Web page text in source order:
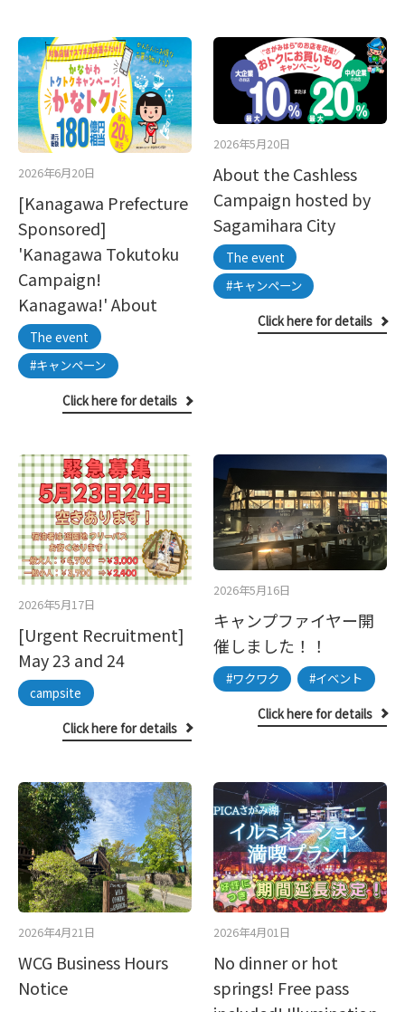
2026年6月20日
[Kanagawa Prefecture
Sponsored]
'Kanagawa Tokutoku
Campaign!
Kanagawa!' About
The event
#キャンペーン
Click here for details
2026年5月20日
About the Cashless
Campaign hosted by
Sagamihara City
The event
#キャンペーン
Click here for details
2026年5月17日
[Urgent Recruitment]
May 23 and 24
campsite
Click here for details
2026年5月16日
キャンプファイヤー開
催しました！！
#ワクワク
#イベント
Click here for details
2026年4月21日
WCG Business Hours
Notice
2026年4月01日
No dinner or hot
springs! Free pass